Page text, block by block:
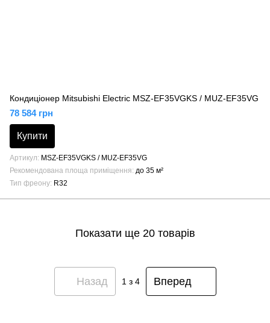
Кондиціонер Mitsubishi Electric MSZ-EF35VGKS / MUZ-EF35VG
78 584 грн
Купити
Артикул
MSZ-EF35VGKS / MUZ-EF35VG
Рекомендована площа приміщення до 35 м²
Тип фреону R32
Показати ще 20 товарів
Назад 1 з 4 Вперед